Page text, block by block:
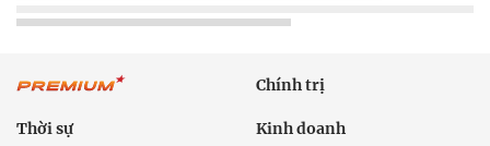
Chính trị
Thời sự Kinh doanh